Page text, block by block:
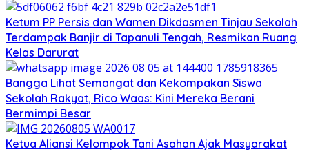
Ketum PP Persis dan Wamen Dikdasmen Tinjau Sekolah
Terdampak Banjir di Tapanuli Tengah, Resmikan Ruang
Kelas Darurat
Bangga Lihat Semangat dan Kekompakan Siswa
Sekolah Rakyat, Rico Waas: Kini Mereka Berani
Bermimpi Besar
Ketua Aliansi Kelompok Tani Asahan Ajak Masyarakat